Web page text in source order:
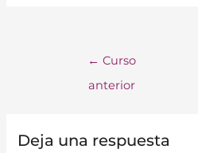
← Curso
anterior
Deja una respuesta